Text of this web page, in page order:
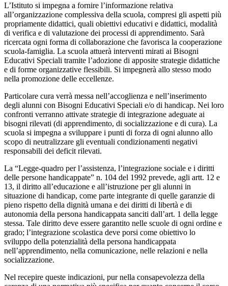
L’Istituto si impegna a fornire l’informazione relativa
all’organizzazione complessiva della scuola, compresi gli aspetti più
propriamente didattici, quali obiettivi educativi e didattici, modalità
di verifica e di valutazione dei processi di apprendimento. Sarà
ricercata ogni forma di collaborazione che favorisca la cooperazione
scuola-famiglia. La scuola attuerà interventi mirati ai Bisogni
Educativi Speciali tramite l’adozione di apposite strategie didattiche
e di forme organizzative flessibili. Si impegnerà allo stesso modo
nella promozione delle eccellenze.
Particolare cura verrà messa nell’accoglienza e nell’inserimento
degli alunni con Bisogni Educativi Speciali e/o di handicap. Nei loro
confronti verranno attivate strategie di integrazione adeguate ai
bisogni rilevati (di apprendimento, di socializzazione e di cura). La
scuola si impegna a sviluppare i punti di forza di ogni alunno allo
scopo di neutralizzare gli eventuali condizionamenti negativi
responsabili dei deficit rilevati.
La “Legge-quadro per l’assistenza, l’integrazione sociale e i diritti
delle persone handicappate” n. 104 del 1992 prevede, agli artt. 12 e
13, il diritto all’educazione e all’istruzione per gli alunni in
situazione di handicap, come parte integrante di quelle garanzie di
pieno rispetto della dignità umana e dei diritti di libertà e di
autonomia della persona handicappata sanciti dall’art. 1 della legge
stessa. Tale diritto deve essere garantito nelle scuole di ogni ordine e
grado; l’integrazione scolastica deve porsi come obiettivo lo
sviluppo della potenzialità della persona handicappata
nell’apprendimento, nella comunicazione, nelle relazioni e nella
socializzazione.
Nel recepire queste indicazioni, pur nella consapevolezza della